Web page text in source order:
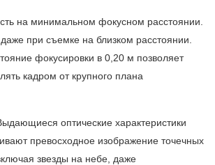
на минимальном фокусном расстоянии.
при съемке на близком расстоянии.
фокусировки в 0,20 м позволяет
кадром от крупного плана
оптические характеристики
превосходное изображение точечных
звезды на небе, даже